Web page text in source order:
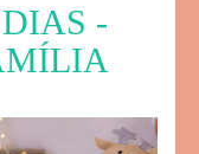
-